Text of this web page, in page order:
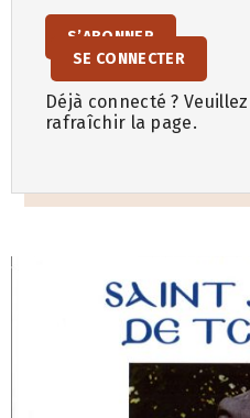
S’ABONNER
SE CONNECTER
Déjà connecté ? Veuillez
rafraîchir la page.